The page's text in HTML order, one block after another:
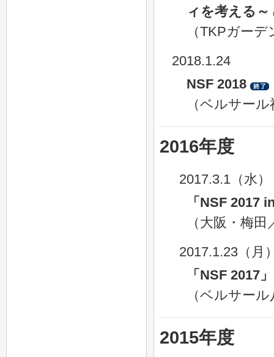
ィを考える～
（TKPガー
2018.1.24
NSF 2018
（ベルサー
2016年度
2017.3.1（水）
「NSF 2017
（大阪・梅
2017.1.23（月
「NSF 2017」
（ベルサー
2015年度